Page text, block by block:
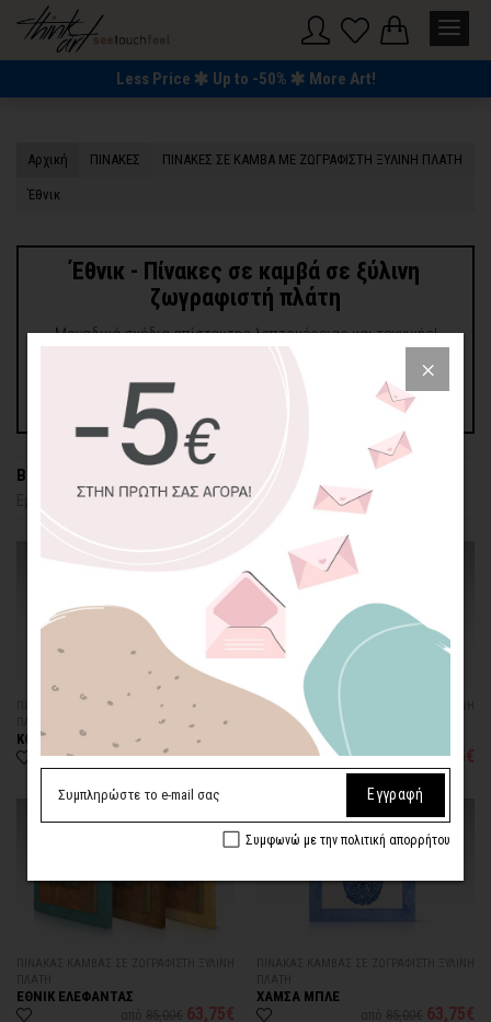
Less Price Up to -50% More Art!
Αρχική ΠΙΝΑΚΕΣ ΠΙΝΑΚΕΣ ΣΕ ΚΑΜΒΑ ΜΕ ΖΩΓΡΑΦΙΣΤΗ ΞΥΛΙΝΗ ΠΛΑΤΗ
Έθνικ
Έθνικ - Πίνακες σε καμβά σε ξύλινη
ζωγραφιστή πλάτη
Μοναδικά σχέδια απίστευτης λεπτομέρειας και τεχνικής!
ιδιαίτερο χώρο χαλάρωσης ή για να να δώσετε χρώμα και
Βρέθηκαν 4 προϊόντα
Εμφάνιση
36 Ταξινόμηση Προτεινόμενα
ΠΙΝΑΚΑΣ ΚΑΜΒΑΣ ΣΕ ΖΩΓΡΑΦΙΣΤΗ ΞΥΛΙΝΗ
ΚΟΚΚΙΝΟΣ ΗΛΙΟΣ
από85,00€ 63,75€
ΠΙΝΑΚΑΣ ΚΑΜΒΑΣ ΣΕ ΖΩΓΡΑΦΙΣΤΗ ΞΥΛΙΝΗ
ΔΕΝΤΡΟ ΜΠΑΜΠΟΥ
από85,00€ 63,75€
ΕΘΝΙΚ ΕΛΕΦΑΝΤΑΣ
63,75€
ΧΑΜΣΑ ΜΠΛΕ
63,75€
Εγγραφή
Συμφωνώ με την πολιτική απορρήτου